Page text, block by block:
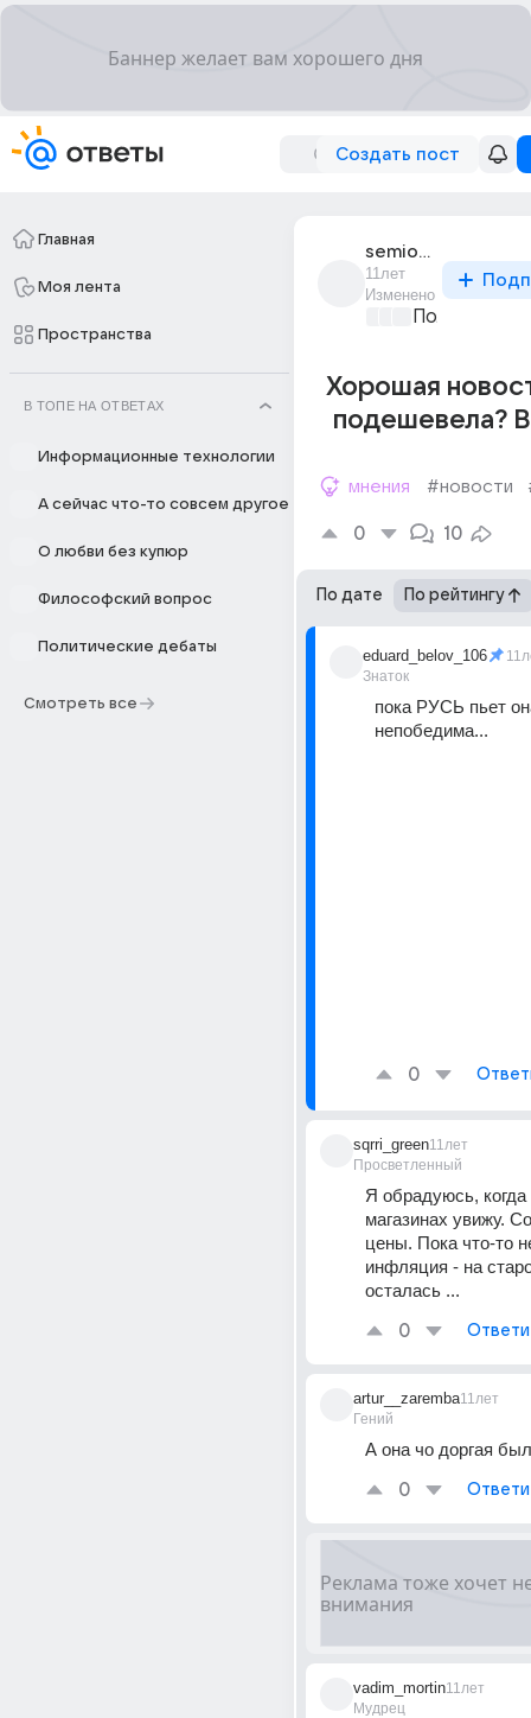
Создать пост
Главная
Моя лента
Пространства
В ТОПЕ НА ОТВЕТАХ
Информационные технологии
А сейчас что-то совсем другое
О любви без купюр
Философский вопрос
Политические дебаты
Смотреть все
semion_shkuratov_2
11лет
Изменено
Хорошая
подешевела?
мнения #новости
0 10
По дате По рейтингу
eduard_belov_106
Знаток
пока РУСЬ пьет
непобедима...
0
sqrri_green
Просветленный
11лет
Я обрадуюсь, когда
магазинах увижу.
цены. Пока что-то
инфляция - на
осталась ...
0
artur__zaremba
Гений
11лет
А она чо доргая
0
vadim_mortin
Мудрец
11лет